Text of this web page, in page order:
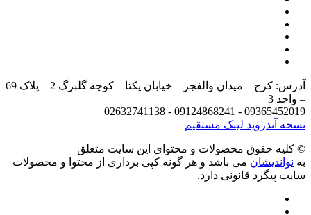
آدرس: کرج – میدان والفجر – خیابان یکتا – کوچه گلبرگ 2 – پلاک 69
3
09365452019 - 09124868241 -
آندرویدلینک مستقیم
حقوق محصولات و محتوای اين سایت متعلق
می باشد و هر گونه کپی برداری از محتوا و محصولات
پیگرد قانونی دارد.